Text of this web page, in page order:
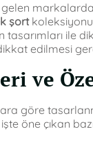
şortkoleksiyonu
ile
edilmesi
ve
göre
öne çıkan